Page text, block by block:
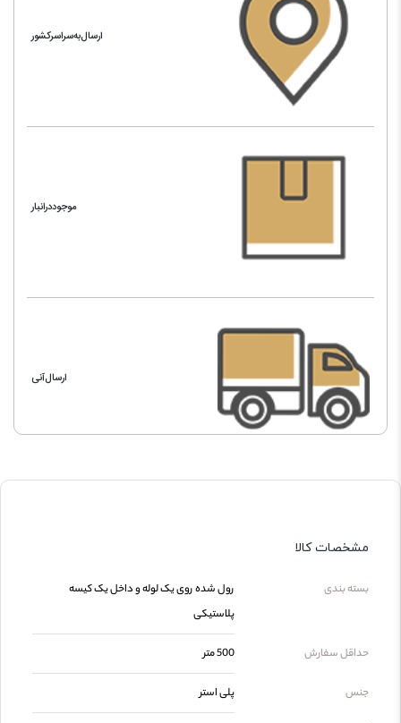
ارسال‌به‌سراسرکشور
موجوددرانبار
ارسال‌آنی
مشخصات کالا
بسته بندی
رول شده روی یک لوله و داخل یک کیسه
پلاستیکی
حداقل سفارش 500 متر
جنس پلی استر